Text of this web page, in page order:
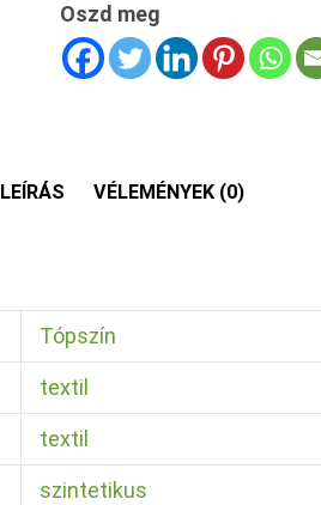
Oszd meg
LEÍRÁS VÉLEMÉNYEK (0)
Tópszín
textil
textil
szintetikus